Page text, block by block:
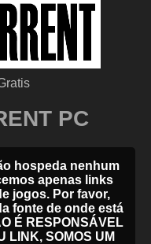
PC
hospeda nenhum
apenas links
jogos. Por favor,
fonte de onde está
É RESPONSÁVEL
LINK, SOMOS UM